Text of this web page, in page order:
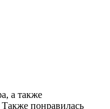
а также
Также понравилась